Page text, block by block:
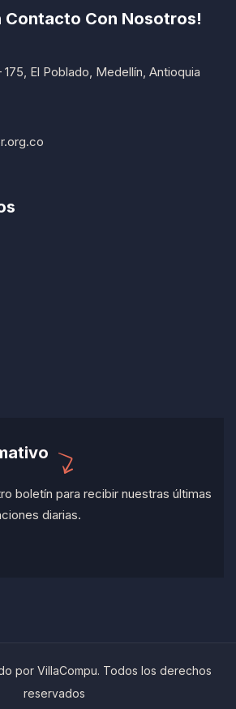
Contacto Con Nosotros!
175, El Poblado, Medellín, Antioquia
boletín para recibir nuestras últimas
diarias.
por VillaCompu. Todos los derechos
reservados